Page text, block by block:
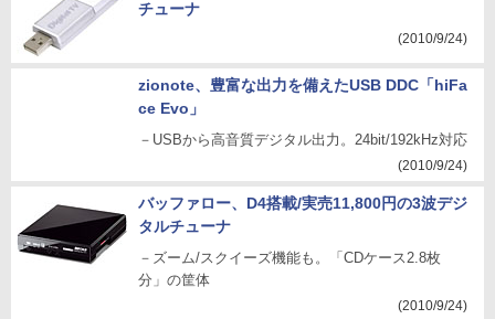
チューナ
(2010/9/24)
zionote、豊富な出力を備えたUSB DDC「hiFa
ce Evo」
－USBから高音質デジタル出力。24bit/192kHz対応
(2010/9/24)
バッファロー、D4搭載/実売11,800円の3波デジ
タルチューナ
－ズーム/スクイーズ機能も。「CDケース2.8枚
分」の筐体
(2010/9/24)